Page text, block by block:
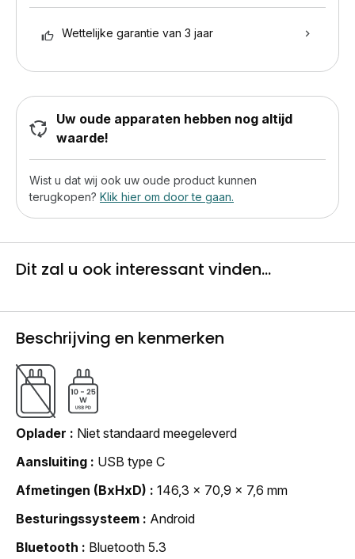
Wettelijke garantie van 3 jaar
Uw oude apparaten hebben nog altijd
waarde!
Wist u dat wij ook uw oude product kunnen
terugkopen? Klik hier om door te gaan.
Dit zal u ook interessant vinden...
Beschrijving en kenmerken
Oplader
Niet standaard meegeleverd
Aansluiting
USB type C
Afmetingen (BxHxD)
146,3 x 70,9 x 7,6 mm
Besturingssysteem
Android
Bluetooth
Bluetooth 5.3